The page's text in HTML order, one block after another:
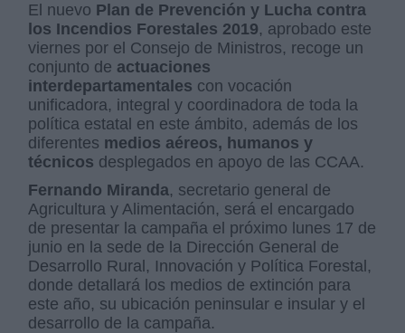
El nuevo Plan de Prevención y Lucha contra
los Incendios Forestales 2019, aprobado este
viernes por el Consejo de Ministros, recoge un
conjunto de actuaciones
interdepartamentales con vocación
unificadora, integral y coordinadora de toda la
política estatal en este ámbito, además de los
diferentes medios aéreos, humanos y
técnicos desplegados en apoyo de las CCAA.
Fernando Miranda, secretario general de
Agricultura y Alimentación, será el encargado
de presentar la campaña el próximo lunes 17 de
junio en la sede de la Dirección General de
Desarrollo Rural, Innovación y Política Forestal,
donde detallará los medios de extinción para
este año, su ubicación peninsular e insular y el
desarrollo de la campaña.